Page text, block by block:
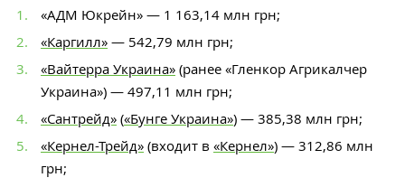
«АДМ Юкрейн» — 1 163,14 млн грн;
«Каргилл» — 542,79 млн грн;
«Вайтерра Украина» (ранее «Гленкор Агрикалчер
Украина») — 497,11 млн грн;
«Сантрейд» («Бунге Украина») — 385,38 млн грн;
«Кернел-Трейд» (входит в «Кернел») — 312,86 млн
грн;